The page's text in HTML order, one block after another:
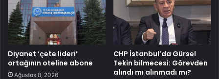
Diyanet ‘çete lideri’
ortağının oteline abone
Ağustos 8, 2026
CHP İstanbul’da Gürsel
Tekin bilmecesi: Görevden
alındı mı alınmadı mı?